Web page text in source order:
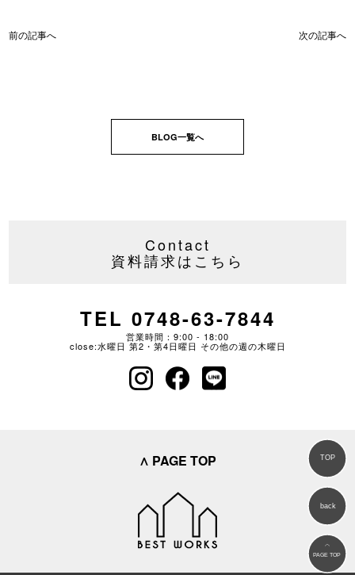
前の記事へ 次の記事へ
BLOG一覧へ
Contact
資料請求はこちら
TEL 0748-63-7844
営業時間：9:00 - 18:00
close:水曜日 第2・第4日曜日 その他の週の木曜日
∧ PAGE TOP